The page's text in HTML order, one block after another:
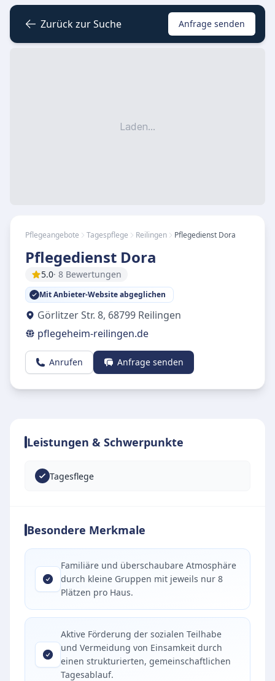
Zurück zur Suche Anfrage senden
Laden...
Pflegeangebote Tagespflege Reilingen Pflegedienst Dora
Pflegedienst Dora
5.0· 8 Bewertungen
Mit Anbieter-Website abgeglichen
Görlitzer Str. 8, 68799 Reilingen
pflegeheim-reilingen.de
Anrufen Anfrage senden
Leistungen & Schwerpunkte
Tagesflege
Besondere Merkmale
Familiäre und überschaubare Atmosphäre
durch kleine Gruppen mit jeweils nur 8
Plätzen pro Haus.
Aktive Förderung der sozialen Teilhabe
und Vermeidung von Einsamkeit durch
einen strukturierten, gemeinschaftlichen
Tagesablauf.